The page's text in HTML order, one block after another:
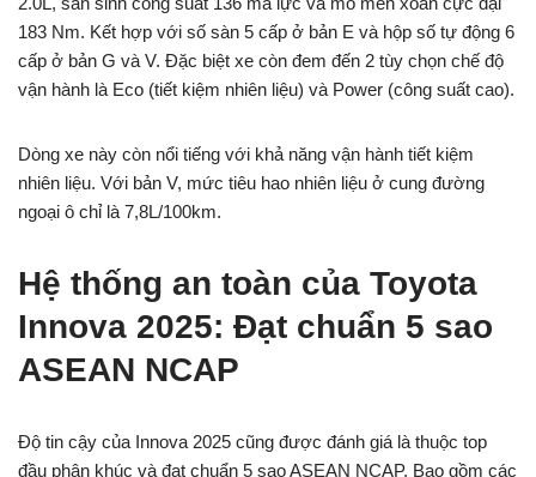
183 Nm. Kết hợp với số sàn 5 cấp ở bản E và hộp số tự động 6
cấp ở bản G và V. Đặc biệt xe còn đem đến 2 tùy chọn chế độ
vận hành là Eco (tiết kiệm nhiên liệu) và Power (công suất cao).
Dòng xe này còn nổi tiếng với khả năng vận hành tiết kiệm
nhiên liệu. Với bản V, mức tiêu hao nhiên liệu ở cung đường
ngoại ô chỉ là 7,8L/100km.
Hệ thống an toàn của Toyota
Innova 2025: Đạt chuẩn 5 sao
ASEAN NCAP
Độ tin cậy của Innova 2025 cũng được đánh giá là thuộc top
đầu phân khúc và đạt chuẩn 5 sao ASEAN NCAP. Bao gồm các